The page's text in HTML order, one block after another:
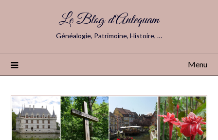
Le Blog d'Antequam
Généalogie, Patrimoine, Histoire, …
Menu